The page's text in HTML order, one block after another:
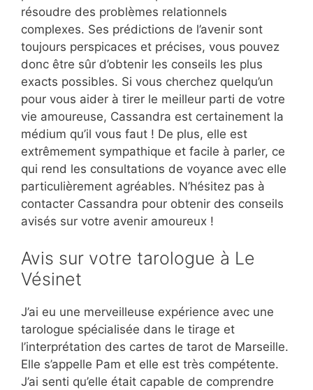
résoudre des problèmes relationnels
complexes. Ses prédictions de l’avenir sont
toujours perspicaces et précises, vous pouvez
donc être sûr d’obtenir les conseils les plus
exacts possibles. Si vous cherchez quelqu’un
pour vous aider à tirer le meilleur parti de votre
vie amoureuse, Cassandra est certainement la
médium qu’il vous faut ! De plus, elle est
extrêmement sympathique et facile à parler, ce
qui rend les consultations de voyance avec elle
particulièrement agréables. N’hésitez pas à
contacter Cassandra pour obtenir des conseils
avisés sur votre avenir amoureux !
Avis sur votre tarologue à Le
Vésinet
J’ai eu une merveilleuse expérience avec une
tarologue spécialisée dans le tirage et
l’interprétation des cartes de tarot de Marseille.
Elle s’appelle Pam et elle est très compétente.
J’ai senti qu’elle était capable de comprendre